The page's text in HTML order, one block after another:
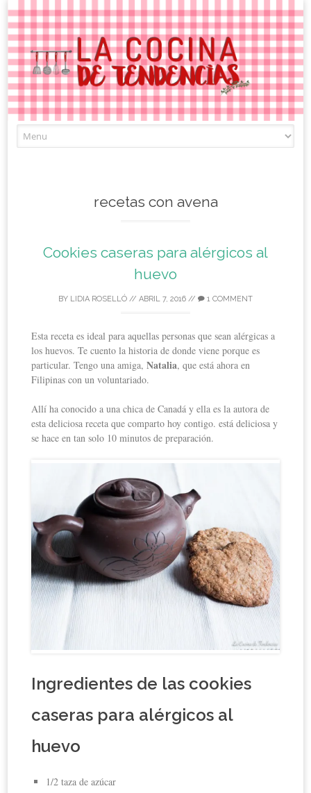
to
recetas con avena
Cookies caseras para alérgicos al
huevo
BY LIDIA ROSELLÓ // ABRIL 7, 2016 // 1 COMMENT
Esta receta es ideal para aquellas personas que sean alérgicas a
los huevos. Te cuento la historia de donde viene porque es
particular. Tengo una amiga, Natalia, que está ahora en
Filipinas con un voluntariado.
Allí ha conocido a una chica de Canadá y ella es la autora de
esta deliciosa receta que comparto hoy contigo. está deliciosa y
se hace en tan solo 10 minutos de preparación.
Ingredientes de las cookies
caseras para alérgicos al
huevo
1/2 taza de azúcar